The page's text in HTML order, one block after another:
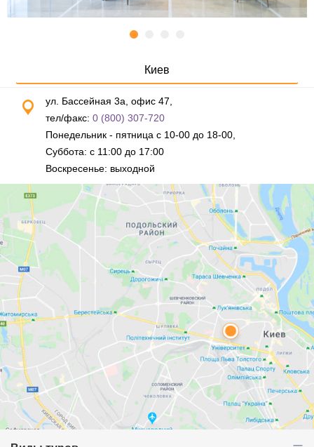
Киев
ул. Бассейная 3а, офис 47,
тел/факс: 0 (800) 307-720
Понедельник - пятница с 10-00 до 18-00,
Суббота: с 11:00 до 17:00
Воскресенье: выходной